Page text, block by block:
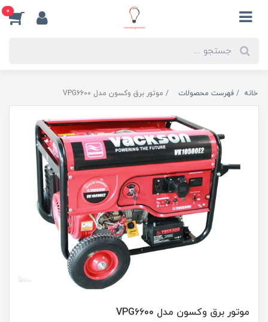
0
خانه فهرست محصولات موتور برق وکسون مدل VPG6600
موتور برق وکسون مدل VPG6600